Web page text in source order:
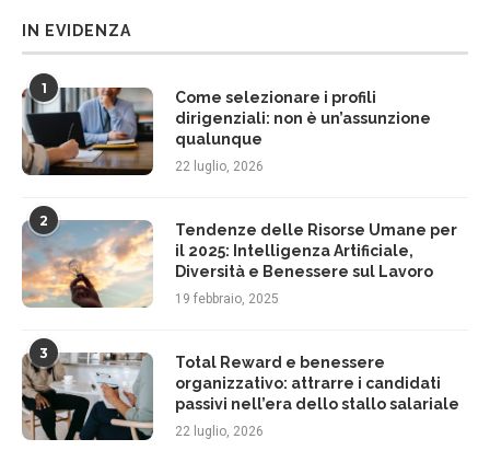
IN EVIDENZA
1
Come selezionare i profili
dirigenziali: non è un’assunzione
qualunque
22 luglio, 2026
2
Tendenze delle Risorse Umane per
il 2025: Intelligenza Artificiale,
Diversità e Benessere sul Lavoro
19 febbraio, 2025
3
Total Reward e benessere
organizzativo: attrarre i candidati
passivi nell’era dello stallo salariale
22 luglio, 2026